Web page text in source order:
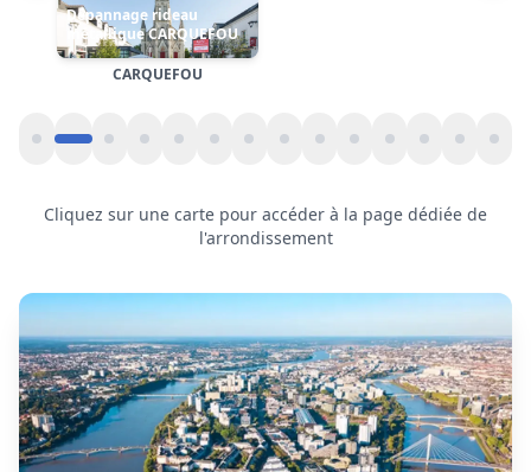
Motorisation de rideau métallique